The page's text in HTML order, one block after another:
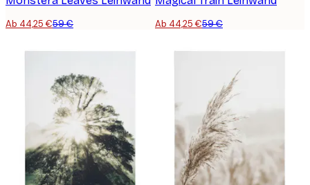
Ab 44,25 €59 € Ab 44,25 €59 €